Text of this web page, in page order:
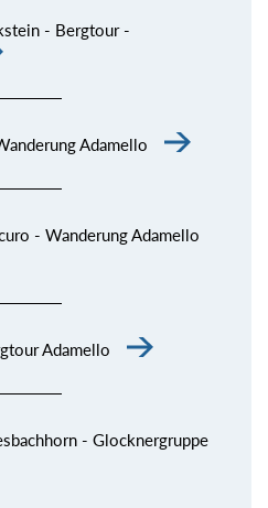
- Bergtour -
Adamello
- Wanderung Adamello
Adamello
- Glocknergruppe